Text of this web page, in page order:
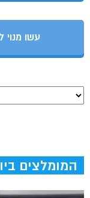
עשו
המומלצים